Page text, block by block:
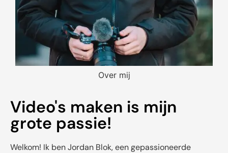
Over mij
Video's maken is mijn
grote passie!
Welkom! Ik ben Jordan Blok, een gepassioneerde